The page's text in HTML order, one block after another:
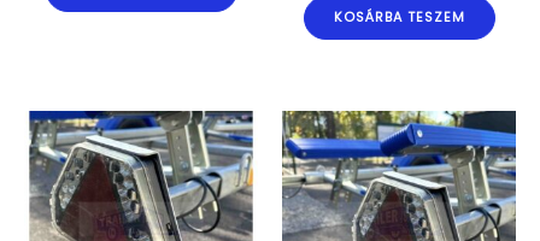
KOSÁRBA TESZEM